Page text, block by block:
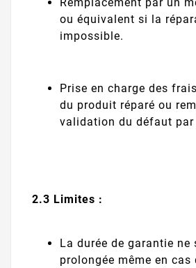
ou équivalent si la
impossible.
Prise en charge des
du produit réparé ou
validation du défaut par
2.3 Limites :
La durée de garantie ne
prolongée même en cas